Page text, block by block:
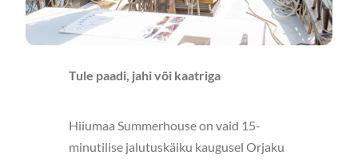
Tule paadi, jahi või kaatriga
Hiiumaa Summerhouse on vaid 15-
minutilise jalutuskäiku kaugusel Orjaku